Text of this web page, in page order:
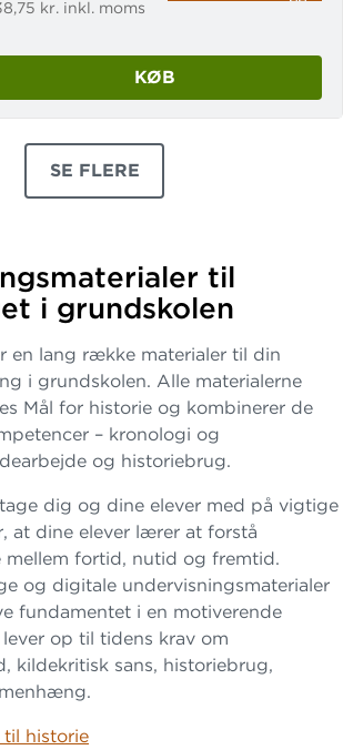
kr. inkl. moms
KØB
SE FLERE
PRODUKTER
til
i grundskolen
en lang række materialer til din
i grundskolen. Alle materialerne
Mål for historie og kombinerer de
– kronologi og
og historiebrug.
dig og dine elever med på vigtige
at dine elever lærer at forstå
mellem fortid, nutid og fremtid.
og digitale undervisningsmaterialer
fundamentet i en motiverende
op til tidens krav om
kildekritisk sans, historiebrug,
til historie